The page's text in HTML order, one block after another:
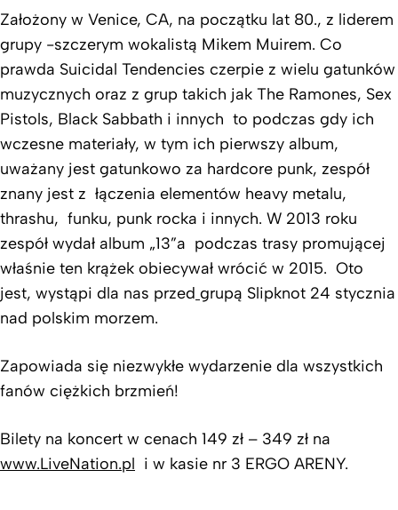
Założony w Venice, CA, na początku lat 80., z liderem
grupy -szczerym wokalistą Mikem Muirem. Co
prawda Suicidal Tendencies czerpie z wielu gatunków
muzycznych oraz z grup takich jak The Ramones, Sex
Pistols, Black Sabbath i innych to podczas gdy ich
wczesne materiały, w tym ich pierwszy album,
uważany jest gatunkowo za hardcore punk, zespół
znany jest z łączenia elementów heavy metalu,
thrashu, funku, punk rocka i innych. W 2013 roku
zespół wydał album „13”a podczas trasy promującej
właśnie ten krążek obiecywał wrócić w 2015. Oto
jest, wystąpi dla nas przed grupą Slipknot 24 stycznia
nad polskim morzem.
Zapowiada się niezwykłe wydarzenie dla wszystkich
fanów ciężkich brzmień!
Bilety na koncert w cenach 149 zł – 349 zł na
www.LiveNation.pl i w kasie nr 3 ERGO ARENY.